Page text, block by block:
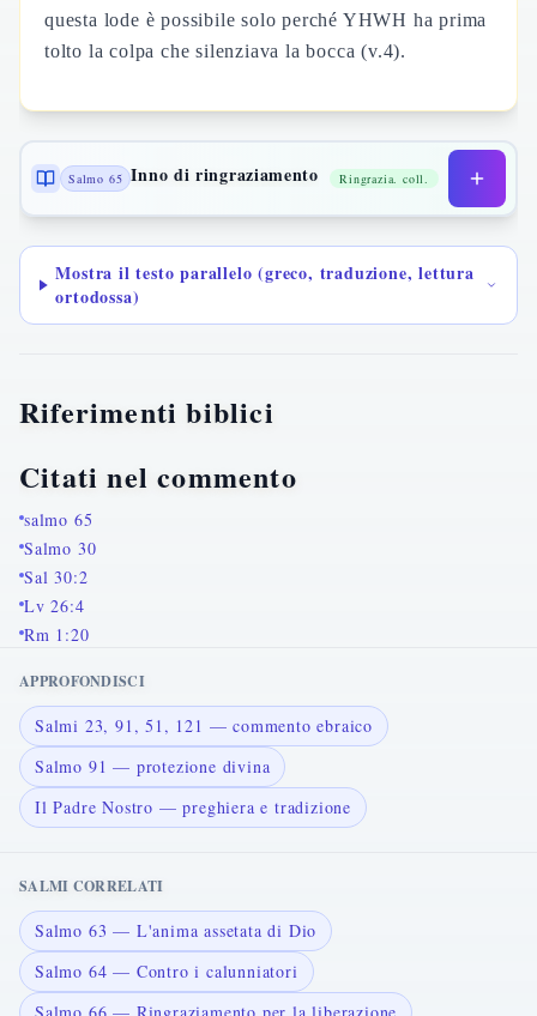
questa lode è possibile solo perché YHWH ha prima
tolto la colpa che silenziava la bocca (v.4).
Salmo 65 Inno di ringraziamento Ringrazia. coll.
Mostra il testo parallelo (greco, traduzione, lettura
ortodossa)
Riferimenti biblici
Citati nel commento
salmo 65
Salmo 30
Sal 30:2
Lv 26:4
Rm 1:20
APPROFONDISCI
Salmi 23, 91, 51, 121 — commento ebraico
Salmo 91 — protezione divina
Il Padre Nostro — preghiera e tradizione
SALMI CORRELATI
Salmo 63 — L'anima assetata di Dio
Salmo 64 — Contro i calunniatori